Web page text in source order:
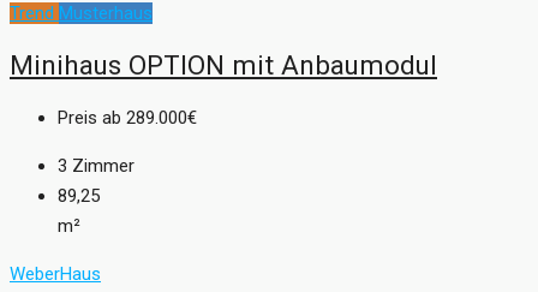
Trend Musterhaus
Minihaus OPTION mit Anbaumodul
Preis ab 289.000€
3 Zimmer
89,25
m²
WeberHaus